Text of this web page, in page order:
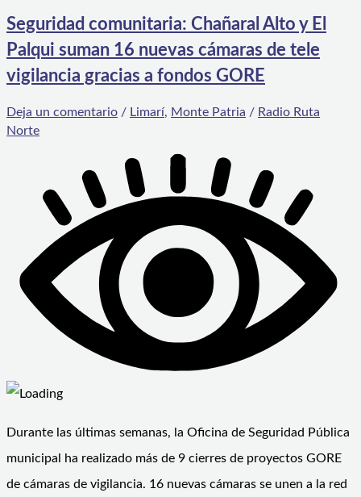
Seguridad comunitaria: Chañaral Alto y El
Palqui suman 16 nuevas cámaras de tele
vigilancia gracias a fondos GORE
Deja un comentario / Limarí, Monte Patria / Radio Ruta
Norte
Durante las últimas semanas, la Oficina de Seguridad Pública
municipal ha realizado más de 9 cierres de proyectos GORE
de cámaras de vigilancia. 16 nuevas cámaras se unen a la red